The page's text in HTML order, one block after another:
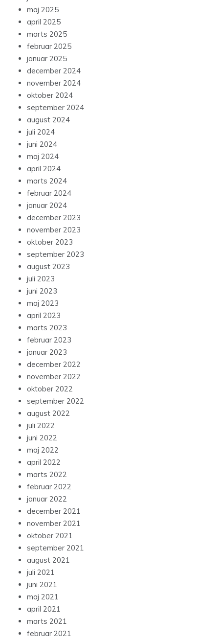
maj 2025
april 2025
marts 2025
februar 2025
januar 2025
december 2024
november 2024
oktober 2024
september 2024
august 2024
juli 2024
juni 2024
maj 2024
april 2024
marts 2024
februar 2024
januar 2024
december 2023
november 2023
oktober 2023
september 2023
august 2023
juli 2023
juni 2023
maj 2023
april 2023
marts 2023
februar 2023
januar 2023
december 2022
november 2022
oktober 2022
september 2022
august 2022
juli 2022
juni 2022
maj 2022
april 2022
marts 2022
februar 2022
januar 2022
december 2021
november 2021
oktober 2021
september 2021
august 2021
juli 2021
juni 2021
maj 2021
april 2021
marts 2021
februar 2021